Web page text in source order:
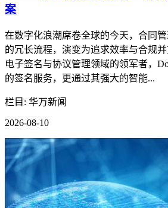
案
在数字化浪潮席卷全球的今天，合同
的冗长流程，演变为追求效率与合规
电子签名与协议管理领域的领军者，
的签名服务，更通过其强大的智能...
栏目: 华万新闻
2026-08-10